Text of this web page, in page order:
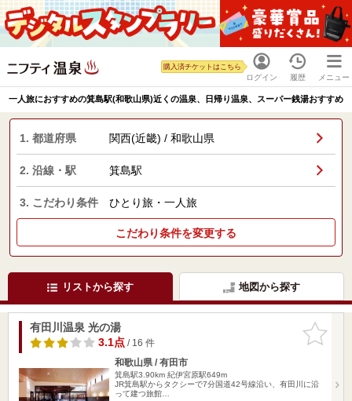
ログイン
購入済チケットはこちら
履歴 メニュー
一人旅におすすめの箕島駅(和歌山県)近くの温泉、日帰り温泉、スーパー銭湯おすすめ
1. 都道府県 関西(近畿) / 和歌山県
2. 沿線・駅 箕島駅
3. こだわり条件 ひとり旅・一人旅
こだわり条件を変更する
リストから探す 地図から探す
お気に入
りに追加
有田川温泉 光の湯
3.1点/ 16 件
和歌山県 / 有田市
箕島駅3.90km 紀伊宮原駅649m
JR箕島駅からタクシーで7分国道42号線沿い、有田川に沿
って建つ旅館…